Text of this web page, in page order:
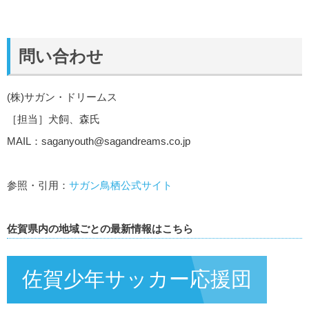
問い合わせ
(株)サガン・ドリームス
［担当］犬飼、森氏
MAIL： saganyouth@sagandreams.co.jp
参照・引用： サガン鳥栖公式サイト
佐賀県内の地域ごとの最新情報はこちら
佐賀少年サッカー応援団